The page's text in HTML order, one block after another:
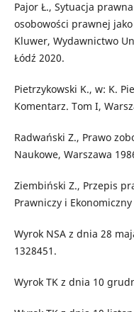
Pajor Ł., Sytuacja
osobowości prawnej
Kluwer, Wydawnictwo
Łódź 2020.
Pietrzykowski K., w: K.
Komentarz. Tom I,
Radwański Z., Prawo
Naukowe, Warszawa
Ziembiński Z., Przepis
Prawniczy i
Wyrok NSA z dnia 28
1328451.
Wyrok TK z dnia 10